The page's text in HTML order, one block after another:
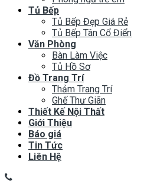
Tủ Bếp
Tủ Bếp Đẹp Giá Rẻ
Tủ Bếp Tân Cổ Điển
Văn Phòng
Bàn Làm Việc
Tủ Hồ Sơ
Đồ Trang Trí
Thảm Trang Trí
Ghế Thư Giãn
Thiết Kế Nội Thất
Giới Thiệu
Báo giá
Tin Tức
Liên Hệ